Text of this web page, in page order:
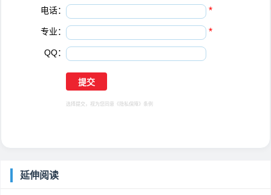
电话： *
专业： *
QQ：
选择提交，视为您同意 《隐私保障》 条例
延伸阅读